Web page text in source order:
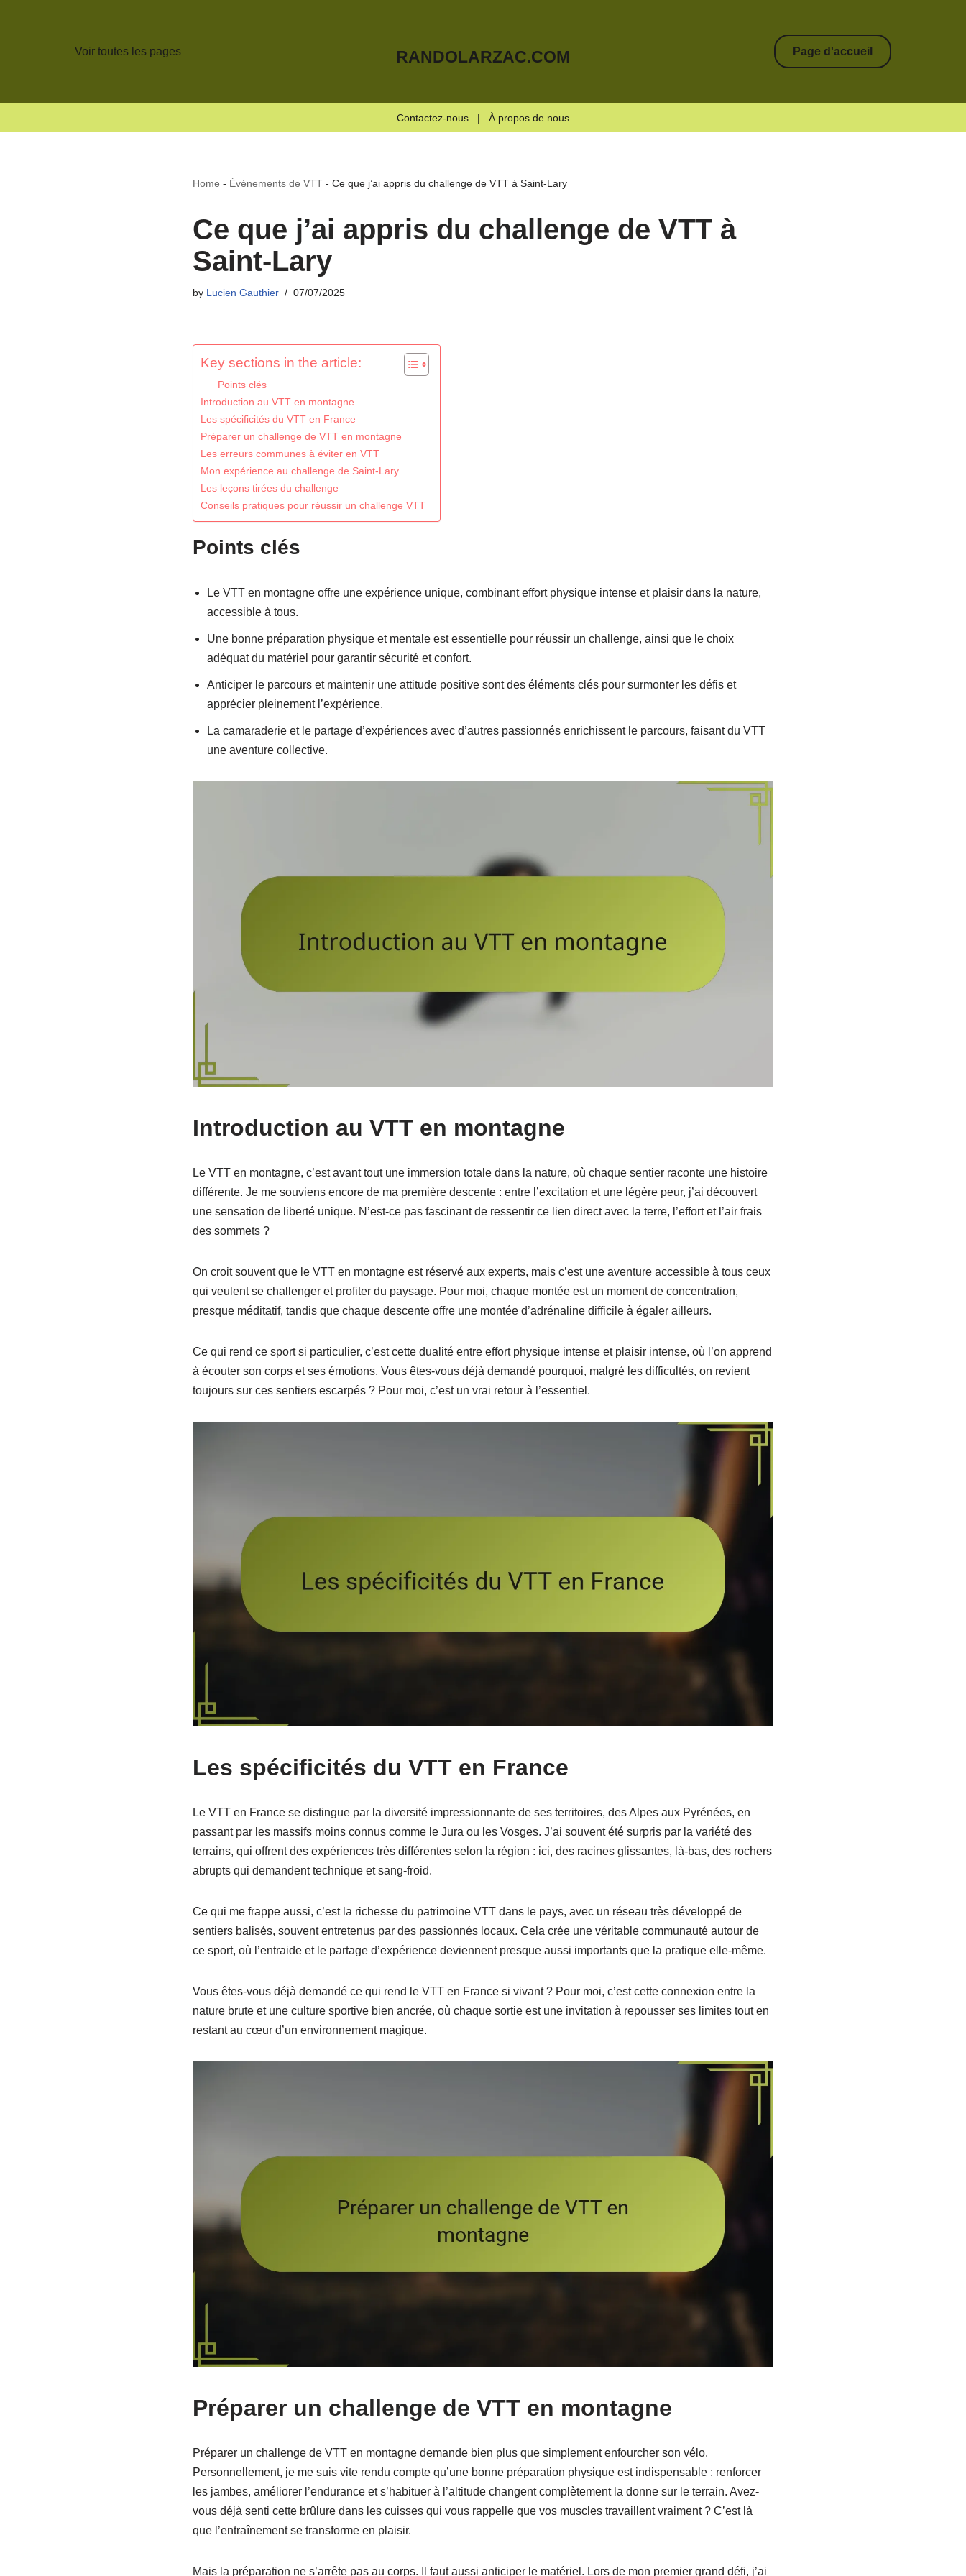
Voir toutes les pages RANDOLARZAC.COM Page d'accueil
Contactez-nous | À propos de nous
Home - Événements de VTT- Ce que j’ai appris du challenge de VTT à Saint-Lary
Ce que j’ai appris du challenge de VTT à
Saint-Lary
by Lucien Gauthier 07/07/2025
Key sections in the article:
Points clés
Introduction au VTT en montagne
Les spécificités du VTT en France
Préparer un challenge de VTT en montagne
Les erreurs communes à éviter en VTT
Mon expérience au challenge de Saint-Lary
Les leçons tirées du challenge
Conseils pratiques pour réussir un challenge VTT
Points clés
Le VTT en montagne offre une expérience unique, combinant effort physique intense et plaisir dans la nature,
accessible à tous.
Une bonne préparation physique et mentale est essentielle pour réussir un challenge, ainsi que le choix
adéquat du matériel pour garantir sécurité et confort.
Anticiper le parcours et maintenir une attitude positive sont des éléments clés pour surmonter les défis et
apprécier pleinement l’expérience.
La camaraderie et le partage d’expériences avec d’autres passionnés enrichissent le parcours, faisant du VTT
une aventure collective.
Introduction au VTT en montagne
Le VTT en montagne, c’est avant tout une immersion totale dans la nature, où chaque sentier raconte une histoire
différente. Je me souviens encore de ma première descente : entre l’excitation et une légère peur, j’ai découvert
une sensation de liberté unique. N’est-ce pas fascinant de ressentir ce lien direct avec la terre, l’effort et l’air frais
des sommets ?
On croit souvent que le VTT en montagne est réservé aux experts, mais c’est une aventure accessible à tous ceux
qui veulent se challenger et profiter du paysage. Pour moi, chaque montée est un moment de concentration,
presque méditatif, tandis que chaque descente offre une montée d’adrénaline difficile à égaler ailleurs.
Ce qui rend ce sport si particulier, c’est cette dualité entre effort physique intense et plaisir intense, où l’on apprend
à écouter son corps et ses émotions. Vous êtes-vous déjà demandé pourquoi, malgré les difficultés, on revient
toujours sur ces sentiers escarpés ? Pour moi, c’est un vrai retour à l’essentiel.
Les spécificités du VTT en France
Le VTT en France se distingue par la diversité impressionnante de ses territoires, des Alpes aux Pyrénées, en
passant par les massifs moins connus comme le Jura ou les Vosges. J’ai souvent été surpris par la variété des
terrains, qui offrent des expériences très différentes selon la région : ici, des racines glissantes, là-bas, des rochers
abrupts qui demandent technique et sang-froid.
Ce qui me frappe aussi, c’est la richesse du patrimoine VTT dans le pays, avec un réseau très développé de
sentiers balisés, souvent entretenus par des passionnés locaux. Cela crée une véritable communauté autour de
ce sport, où l’entraide et le partage d’expérience deviennent presque aussi importants que la pratique elle-même.
Vous êtes-vous déjà demandé ce qui rend le VTT en France si vivant ? Pour moi, c’est cette connexion entre la
nature brute et une culture sportive bien ancrée, où chaque sortie est une invitation à repousser ses limites tout en
restant au cœur d’un environnement magique.
Préparer un challenge de VTT en montagne
Préparer un challenge de VTT en montagne demande bien plus que simplement enfourcher son vélo.
Personnellement, je me suis vite rendu compte qu’une bonne préparation physique est indispensable : renforcer
les jambes, améliorer l’endurance et s’habituer à l’altitude changent complètement la donne sur le terrain. Avez-
vous déjà senti cette brûlure dans les cuisses qui vous rappelle que vos muscles travaillent vraiment ? C’est là
que l’entraînement se transforme en plaisir.
Mais la préparation ne s’arrête pas au corps. Il faut aussi anticiper le matériel. Lors de mon premier grand défi, j’ai